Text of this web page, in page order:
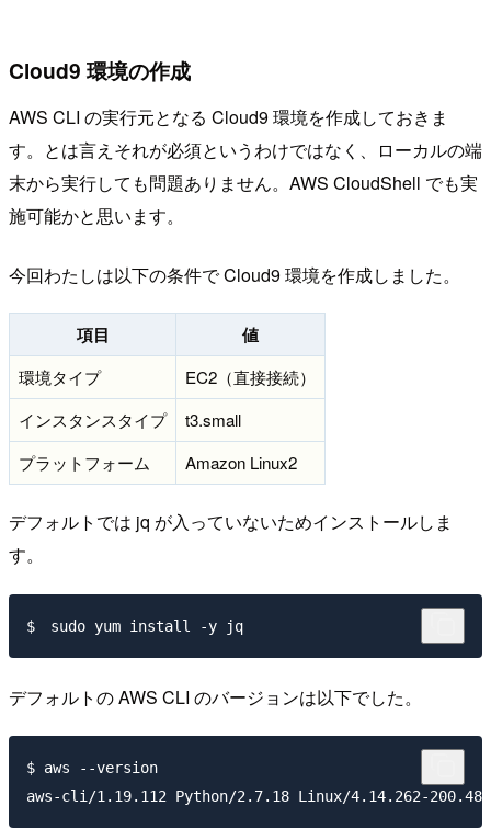
Cloud9 環境の作成
AWS CLI の実行元となる Cloud9 環境を作成しておきま
す。とは言えそれが必須というわけではなく、ローカルの端
末から実行しても問題ありません。AWS CloudShell でも実
施可能かと思います。
今回わたしは以下の条件で Cloud9 環境を作成しました。
項目 値
環境タイプ
EC2（直接接続）
インスタンスタイプ
t3.small
プラットフォーム
Amazon Linux2
デフォルトでは jq が入っていないためインストールしま
す。
デフォルトの AWS CLI のバージョンは以下でした。
$ aws --version